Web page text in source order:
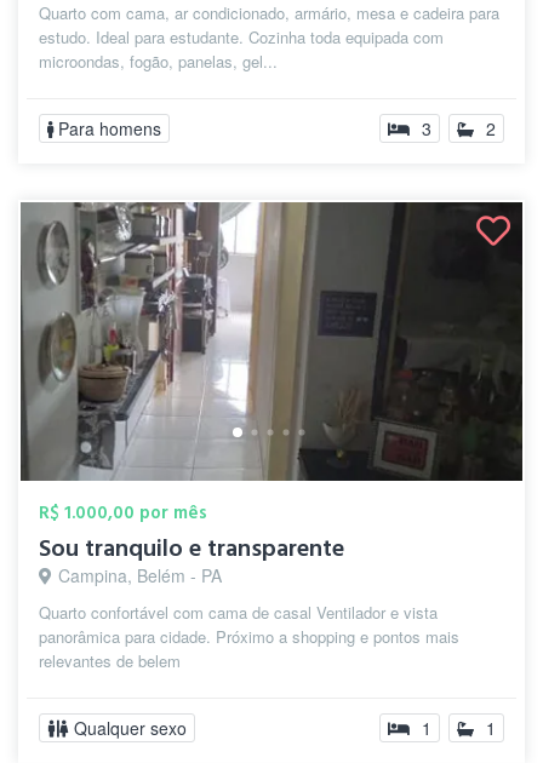
Quarto com cama, ar condicionado, armário, mesa e cadeira para
estudo. Ideal para estudante. Cozinha toda equipada com
microondas, fogão, panelas, gel...
Para homens 3 2
R$ 1.000,00 por mês
Sou tranquilo e transparente
Campina, Belém - PA
Quarto confortável com cama de casal Ventilador e vista
panorâmica para cidade. Próximo a shopping e pontos mais
relevantes de belem
Qualquer sexo 1 1